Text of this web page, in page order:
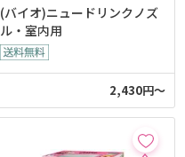
(バイオ)ニュードリンクノズ
ル・室内用
2,430円～